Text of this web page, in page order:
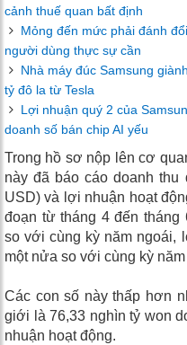
cảnh thuế quan bất định
Mỏng đến mức phải đánh
người dùng thực sự cần
Nhà máy đúc Samsung
tỷ đô la từ Tesla
Lợi nhuận quý 2 của
doanh số bán chip AI yếu
Trong hồ sơ nộp lên cơ
này đã báo cáo doanh thu
USD) và lợi nhuận hoạt
đoạn từ tháng 4 đến tháng
so với cùng kỳ năm ngoái,
một nửa so với cùng kỳ
Các con số này thấp hơn
giới là 76,33 nghìn tỷ won
nhuận hoạt động.